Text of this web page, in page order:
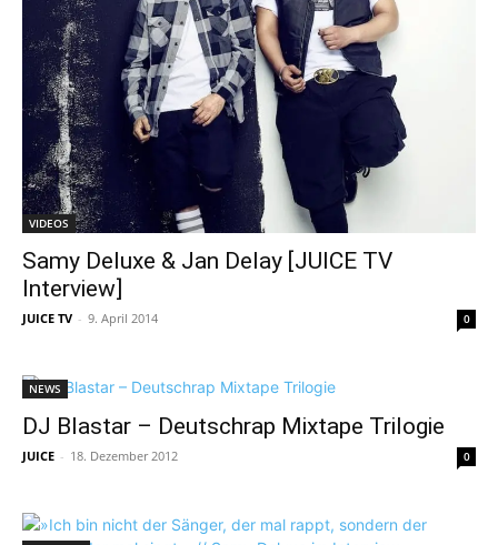
VIDEOS
Samy Deluxe & Jan Delay [JUICE TV
Interview]
JUICE TV - 9. April 2014 0
NEWS
DJ Blastar – Deutschrap Mixtape Trilogie
JUICE - 18. Dezember 2012 0